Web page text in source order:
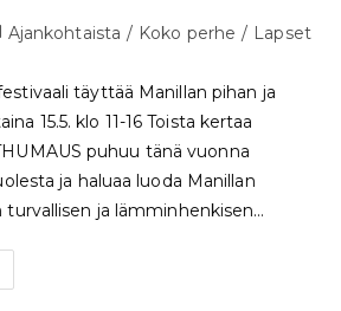
Ajankohtaista / Koko perhe / Lapset
täyttää Manillan pihan ja
15.5. klo 11-16 Toista kertaa
puhuu tänä vuonna
ja haluaa luoda Manillan
ja lämminhenkisen…